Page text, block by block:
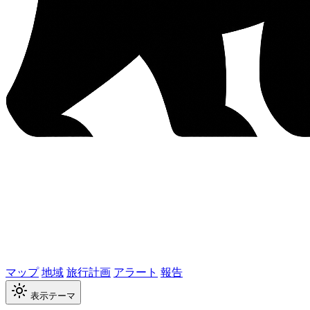
マップ地域旅行計画 アラート 報告
表示テーマ